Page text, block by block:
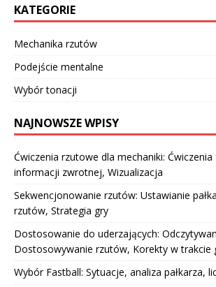
KATEGORIE
Mechanika rzutów
Podejście mentalne
Wybór tonacji
NAJNOWSZE WPISY
Ćwiczenia rzutowe dla mechaniki:
informacji zwrotnej, Wizualizacja
Sekwencjonowanie rzutów: Ustawianie
rzutów, Strategia gry
Dostosowanie do uderzających:
Dostosowywanie rzutów, Korekty w trakcie
Wybór Fastball: Sytuacje, analiza pałkarza,